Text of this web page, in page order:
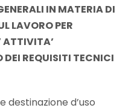
IN MATERIA DI
LAVORO PER
ATTIVITA’
REQUISITI TECNICI
destinazione d’uso